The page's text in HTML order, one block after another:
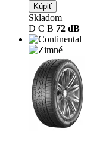
Kúpiť
Skladom
D C B 72 dB